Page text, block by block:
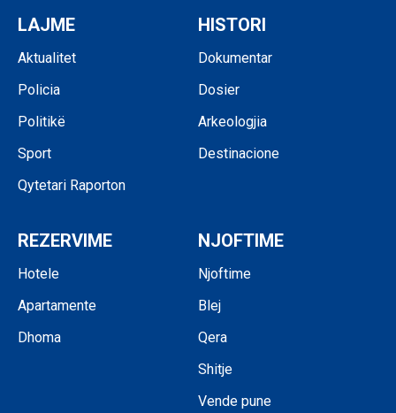
LAJME
Aktualitet
Policia
Politikë
Sport
Qytetari Raporton
HISTORI
Dokumentar
Dosier
Arkeologjia
Destinacione
REZERVIME
Hotele
Apartamente
Dhoma
NJOFTIME
Njoftime
Blej
Qera
Shitje
Vende pune